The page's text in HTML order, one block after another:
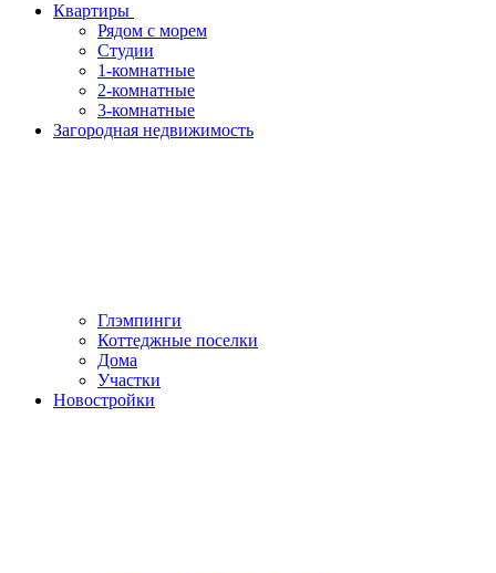
Квартиры
Рядом с морем
Студии
1-комнатные
2-комнатные
3-комнатные
Загородная недвижимость
Глэмпинги
Коттеджные поселки
Дома
Участки
Новостройки